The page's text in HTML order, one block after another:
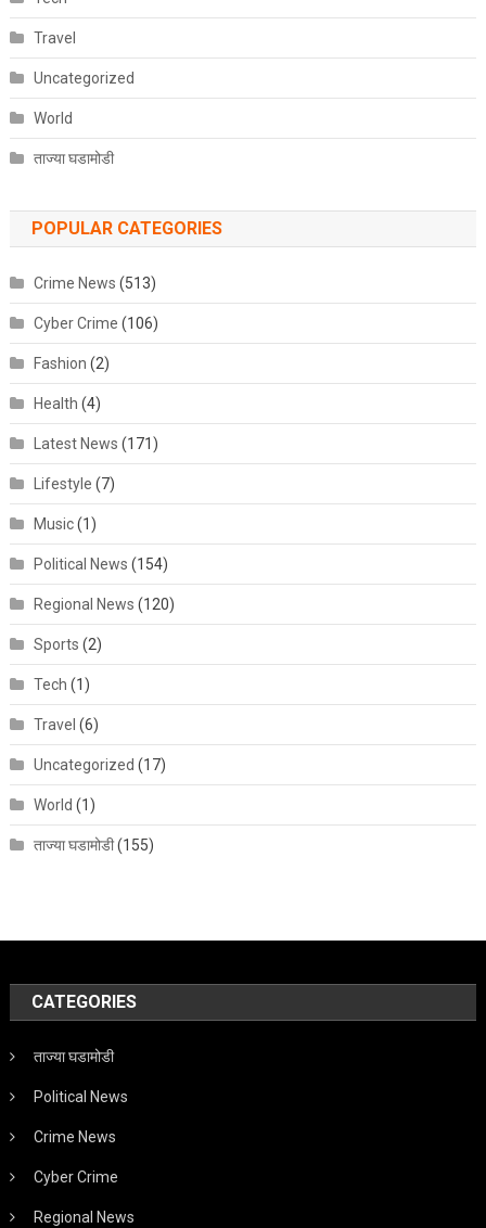
Travel
Uncategorized
World
ताज्या घडामोडी
POPULAR CATEGORIES
Crime News (513)
Cyber Crime (106)
Fashion (2)
Health (4)
Latest News (171)
Lifestyle (7)
Music(1)
Political News (154)
Regional News (120)
Sports (2)
Tech (1)
Travel (6)
Uncategorized (17)
World (1)
ताज्या घडामोडी(155)
CATEGORIES
ताज्या घडामोडी
Political News
Crime News
Cyber Crime
Regional News